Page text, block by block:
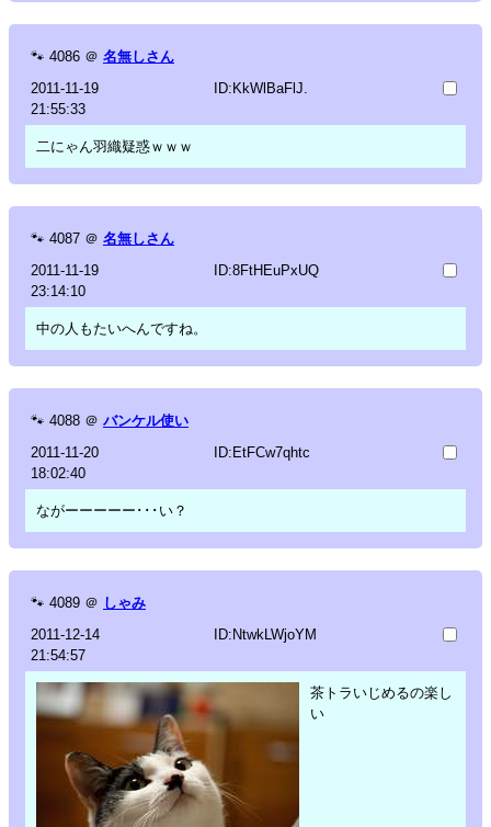
🐾 4086 ＠ 名無しさん
2011-11-19
21:55:33
ID:KkWlBaFlJ.
二にゃん羽織疑惑ｗｗｗ
🐾 4087 ＠ 名無しさん
2011-11-19
23:14:10
ID:8FtHEuPxUQ
中の人もたいへんですね。
🐾 4088 ＠ バンケル使い
2011-11-20
18:02:40
ID:EtFCw7qhtc
ながーーーーー･･･い？
🐾 4089 ＠ しゃみ
2011-12-14
21:54:57
ID:NtwkLWjoYM
茶トラいじめるの楽し
い